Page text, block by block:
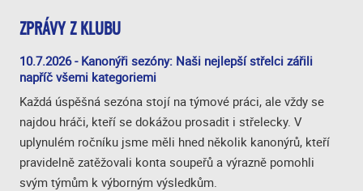
ZPRÁVY Z KLUBU
10.7.2026 - Kanonýři sezóny: Naši nejlepší střelci zářili
napříč všemi kategoriemi
Každá úspěšná sezóna stojí na týmové práci, ale vždy se
najdou hráči, kteří se dokážou prosadit i střelecky. V
uplynulém ročníku jsme měli hned několik kanonýrů, kteří
pravidelně zatěžovali konta soupeřů a výrazně pomohli
svým týmům k výborným výsledkům.